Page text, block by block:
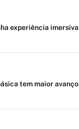
experiência imersiva
tem maior